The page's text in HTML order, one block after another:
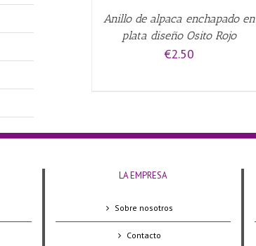
Anillo de alpaca enchapado en
plata diseño Osito Rojo
€2.50
LA EMPRESA
Sobre nosotros
Contacto